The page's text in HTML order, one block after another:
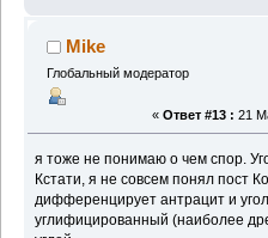
Mike
Глобальный модератор
« Ответ #13 : 21
я тоже не понимаю о чем спор.
Кстати, я не совсем понял пост
дифференцирует антрацит и
углифицированный (наиболее